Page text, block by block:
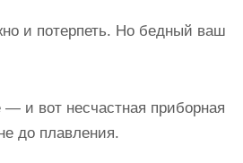
и потерпеть. Но бедный ваш
и вот несчастная приборная
до плавления.